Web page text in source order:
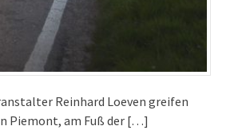
Reinhard Loeven greifen
Piemont, am Fuß der […]